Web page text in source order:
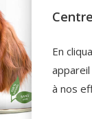
En
à nos